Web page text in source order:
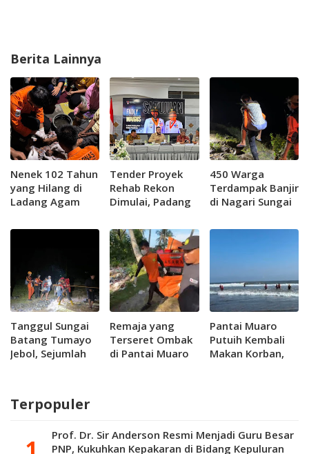
Berita Lainnya
Nenek 102 Tahun
yang Hilang di
Ladang Agam
Selamat
Tender Proyek
Rehab Rekon
Dimulai, Padang
Embung ke
Pemerintah
Pusat
450 Warga
Terdampak Banjir
di Nagari Sungai
di Evakuasi
Tanggul Sungai
Batang Tumayo
Jebol, Sejumlah
Remaja yang
Terseret Ombak
di Pantai Muaro
Pantai Muaro
Putuih Kembali
Makan Korban,
Terpopuler
Prof. Dr. Sir Anderson Resmi Menjadi Guru Besar
PNP, Kukuhkan Kepakaran di Bidang Kepuluran